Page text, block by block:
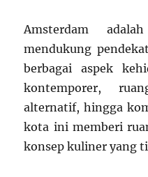
Amsterdam
mendukung
berbagai aspek
kontemporer,
alternatif, hingga
kota ini memberi
konsep kuliner yang